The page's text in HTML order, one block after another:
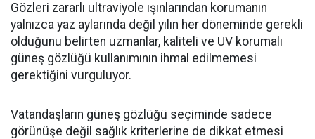
Gözleri zararlı ultraviyole ışınlarından korumanın
yalnızca yaz aylarında değil yılın her döneminde gerekli
olduğunu belirten uzmanlar, kaliteli ve UV korumalı
güneş gözlüğü kullanımının ihmal edilmemesi
gerektiğini vurguluyor.
Vatandaşların güneş gözlüğü seçiminde sadece
görünüşe değil sağlık kriterlerine de dikkat etmesi